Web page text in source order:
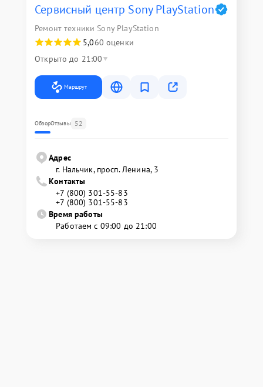
Сервисный центр Sony PlayStation
Ремонт техники Sony PlayStation
5,060 оценки
Открыто до 21:00
Маршрут
ОбзорОтзывы 52
Адрес
г. Нальчик, просп. Ленина, 3
Контакты
+7 (800) 301-55-83
+7 (800) 301-55-83
Время работы
Работаем с 09:00 до 21:00